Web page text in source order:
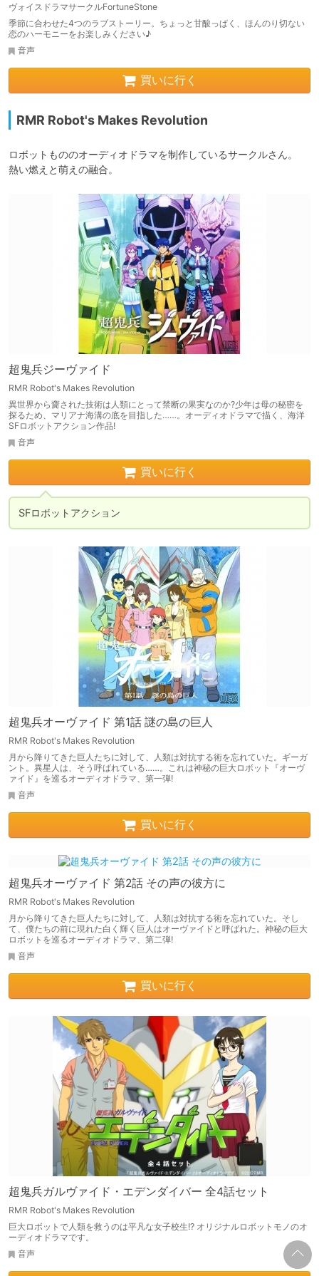
ヴォイスドラマサークルFortuneStone
季節に合わせた4つのラブストーリー。ちょっと甘酸っぱく、ほんのり切ない
恋のハーモニーをお楽しみください♪
音声
買いに行く
RMR Robot's Makes Revolution
ロボットもののオーディオドラマを制作しているサークルさん。
熱い燃えと萌えの融合。
超鬼兵ジーヴァイド
RMR Robot's Makes Revolution
異世界から齎された技術は人類にとって禁断の果実なのか?少年は母の秘密を
探るため、マリアナ海溝の底を目指した……。オーディオドラマで描く、海洋
SFロボットアクション作品!
音声
買いに行く
SFロボットアクション
超鬼兵オーヴァイド 第1話 謎の島の巨人
RMR Robot's Makes Revolution
月から降りてきた巨人たちに対して、人類は対抗する術を忘れていた。ギーガ
ント。異星人は、そう呼ばれている……。これは神秘の巨大ロボット『オーヴ
ァイド』を巡るオーディオドラマ、第一弾!
音声
買いに行く
超鬼兵オーヴァイド 第2話 その声の彼方に
RMR Robot's Makes Revolution
月から降りてきた巨人たちに対して、人類は対抗する術を忘れていた。そし
て、僕たちの前に現れた白く輝く巨人はオーヴァイドと呼ばれた。神秘の巨大
ロボットを巡るオーディオドラマ、第二弾!
音声
買いに行く
超鬼兵ガルヴァイド・エデンダイバー 全4話セット
RMR Robot's Makes Revolution
巨大ロボットで人類を救うのは平凡な女子校生!? オリジナルロボットモノのオ
ーディオドラマです。
音声